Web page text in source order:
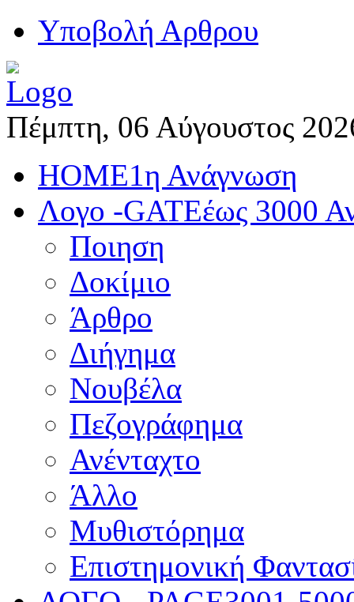
Yποβολή Αρθρου
Πέμπτη, 06 Αύγουστος
HOME1η Ανάγνωση
Λογο -GATEέως 3000
Ποιηση
Δοκίμιο
Άρθρο
Διήγημα
Νουβέλα
Πεζογράφημα
Ανένταχτο
Άλλο
Μυθιστόρημα
Επιστημονική